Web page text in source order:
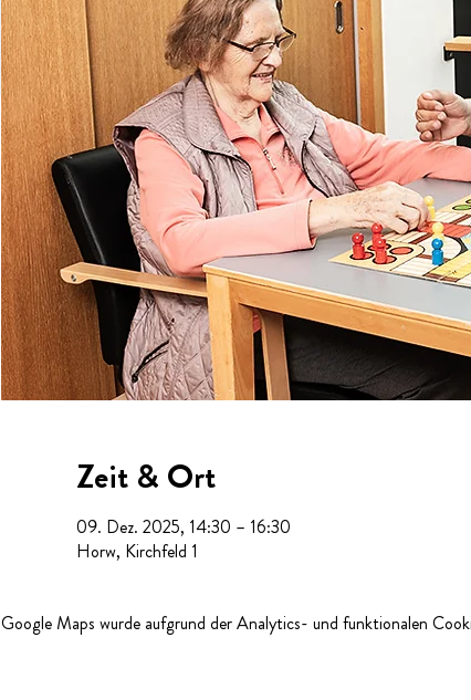
Zeit & Ort
09. Dez. 2025, 14:30 – 16:30
Horw, Kirchfeld 1
Google Maps wurde aufgrund der Analytics- und funktionalen